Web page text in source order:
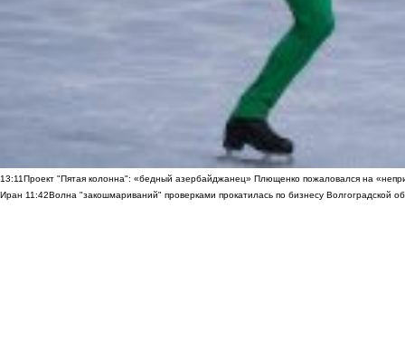
13:11Проект "Пятая колонна": «бедный азербайджанец» Плющенко пожаловался на
Иран 11:42Волна "закошмариваний" проверками прокатилась по бизнесу Волгоградской